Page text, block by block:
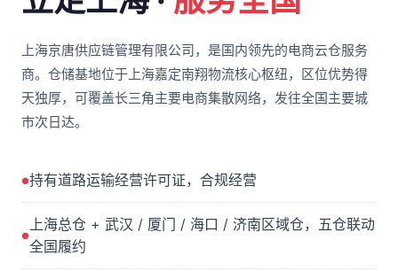
上海京唐供应链管理有限公司，是国内领先的电商云仓服务
商。仓储基地位于上海嘉定南翔物流核心枢纽，区位优势得
天独厚，可覆盖长三角主要电商集散网络，发往全国主要城
市次日达。
持有道路运输经营许可证，合规经营
上海总仓 + 武汉 / 厦门 / 海口 / 济南区域仓，五仓联动
全国履约